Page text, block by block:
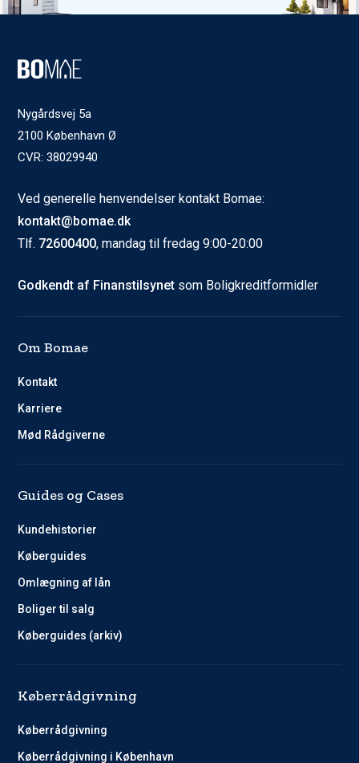
Nygårdsvej 5a
2100 København Ø
CVR: 38029940
Ved generelle henvendelser kontakt Bomae:
kontakt@bomae.dk
Tlf. 72600400, mandag til fredag 9:00-20:00
Godkendt af Finanstilsynet som Boligkreditformidler
Om Bomae
Kontakt
Karriere
Mød Rådgiverne
Guides og Cases
Kundehistorier
Køberguides
Omlægning af lån
Boliger til salg
Køberguides (arkiv)
Køberrådgivning
Køberrådgivning
Køberrådgivning i København